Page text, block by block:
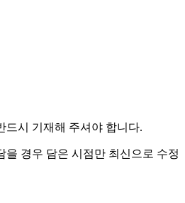
드시 기재해 주셔야 합니다.
을 경우 담은 시점만 최신으로 수정